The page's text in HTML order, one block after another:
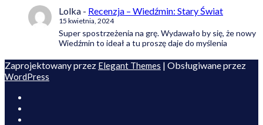
Lolka - Recenzja – Wiedźmin: Stary Świat
15 kwietnia, 2024
Super spostrzeżenia na grę. Wydawało by się, że nowy
Wiedźmin to ideał a tu proszę daje do myślenia
Zaprojektowany przez Elegant Themes | Obsługiwane przez
WordPress